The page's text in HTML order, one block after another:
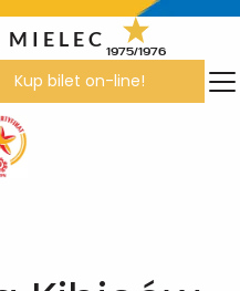
MIELEC
1975/1976
Kup bilet on-line!